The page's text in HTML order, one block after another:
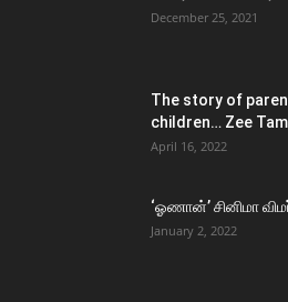
December 25, 2021
The story of
children… Zee
April 16, 2022
‘ஓணான்’ சினிமா
January 2, 2022